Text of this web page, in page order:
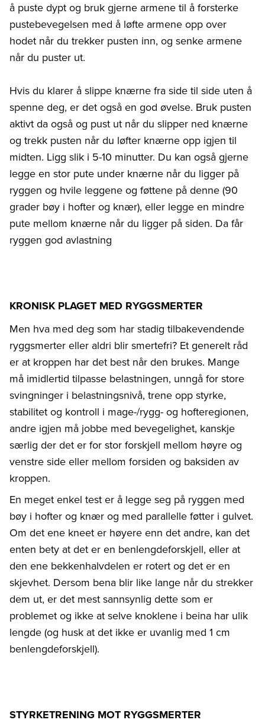
å puste dypt og bruk gjerne armene til å forsterke
pustebevegelsen med å løfte armene opp over
hodet når du trekker pusten inn, og senke armene
når du puster ut.
Hvis du klarer å slippe knærne fra side til side uten å
spenne deg, er det også en god øvelse. Bruk pusten
aktivt da også og pust ut når du slipper ned knærne
og trekk pusten når du løfter knærne opp igjen til
midten. Ligg slik i 5-10 minutter. Du kan også gjerne
legge en stor pute under knærne når du ligger på
ryggen og hvile leggene og føttene på denne (90
grader bøy i hofter og knær), eller legge en mindre
pute mellom knærne når du ligger på siden. Da får
ryggen god avlastning
KRONISK PLAGET MED RYGGSMERTER
Men hva med deg som har stadig tilbakevendende
ryggsmerter eller aldri blir smertefri? Et generelt råd
er at kroppen har det best når den brukes. Mange
må imidlertid tilpasse belastningen, unngå for store
svingninger i belastningsnivå, trene opp styrke,
stabilitet og kontroll i mage-/rygg- og hofteregionen,
andre igjen må jobbe med bevegelighet, kanskje
særlig der det er for stor forskjell mellom høyre og
venstre side eller mellom forsiden og baksiden av
kroppen.
En meget enkel test er å legge seg på ryggen med
bøy i hofter og knær og med parallelle føtter i gulvet.
Om det ene kneet er høyere enn det andre, kan det
enten bety at det er en benlengdeforskjell, eller at
den ene bekkenhalvdelen er rotert og det er en
skjevhet. Dersom bena blir like lange når du strekker
dem ut, er det mest sannsynlig dette som er
problemet og ikke at selve knoklene i beina har ulik
lengde (og husk at det ikke er uvanlig med 1 cm
benlengdeforskjell).
STYRKETRENING MOT RYGGSMERTER